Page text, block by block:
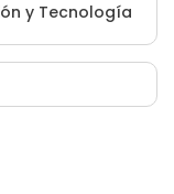
y Tecnología